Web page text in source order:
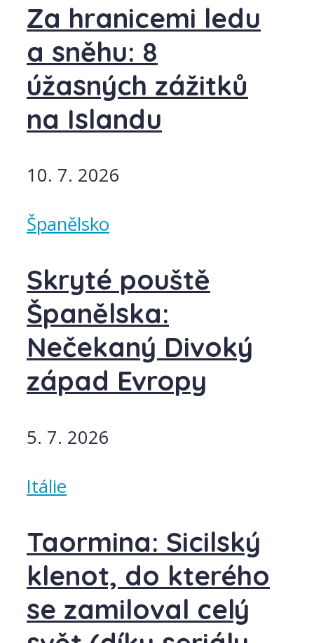
Za hranicemi ledu
a sněhu: 8
úžasných zážitků
na Islandu
10. 7. 2026
Španělsko
Skryté pouště
Španělska:
Nečekaný Divoký
západ Evropy
5. 7. 2026
Itálie
Taormina: Sicilský
klenot, do kterého
se zamiloval celý